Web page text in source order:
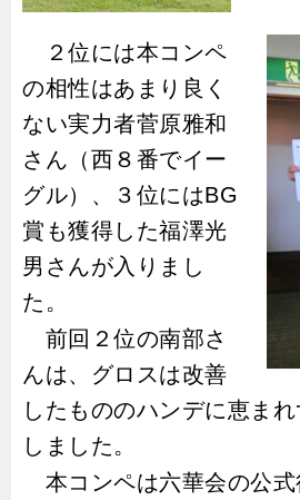
２位には本コンペ
の相性はあまり良く
ない実力者菅原雅和
さん（西８番でイー
グル）、３位にはBG
賞も獲得した福澤光
男さんが入りまし
た。
前回２位の南部さ
んは、グロスは改善
したもののハンデに恵ま
しました。
本コンペは六華会の公式